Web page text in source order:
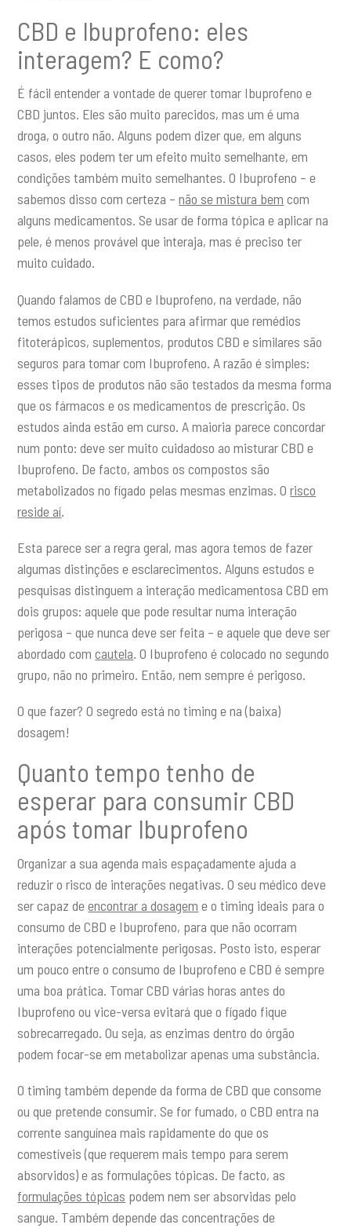
CBD e Ibuprofeno: eles
interagem? E como?
É fácil entender a vontade de querer tomar Ibuprofeno e
CBD juntos. Eles são muito parecidos, mas um é uma
droga, o outro não. Alguns podem dizer que, em alguns
casos, eles podem ter um efeito muito semelhante, em
condições também muito semelhantes. O Ibuprofeno – e
sabemos disso com certeza –não se mistura bem com
alguns medicamentos. Se usar de forma tópica e aplicar na
pele, é menos provável que interaja, mas é preciso ter
muito cuidado.
Quando falamos de CBD e Ibuprofeno, na verdade, não
temos estudos suficientes para afirmar que remédios
fitoterápicos, suplementos, produtos CBD e similares são
seguros para tomar com Ibuprofeno. A razão é simples:
esses tipos de produtos não são testados da mesma forma
que os fármacos e os medicamentos de prescrição. Os
estudos ainda estão em curso. A maioria parece concordar
num ponto: deve ser muito cuidadoso ao misturar CBD e
Ibuprofeno. De facto, ambos os compostos são
metabolizados no fígado pelas mesmas enzimas. Orisco
reside aí.
Esta parece ser a regra geral, mas agora temos de fazer
algumas distinções e esclarecimentos. Alguns estudos e
pesquisas distinguem a interação medicamentosa CBD em
dois grupos: aquele que pode resultar numa interação
perigosa – que nunca deve ser feita – e aquele que deve ser
abordado comcautela. O Ibuprofeno é colocado no segundo
grupo, não no primeiro. Então, nem sempre é perigoso.
O que fazer? O segredo está no timing e na (baixa)
dosagem!
Quanto tempo tenho de
esperar para consumir CBD
após tomar Ibuprofeno
Organizar a sua agenda mais espaçadamente ajuda a
reduzir o risco de interações negativas. O seu médico deve
ser capaz deencontrar a dosagem e o timing ideais para o
consumo de CBD e Ibuprofeno, para que não ocorram
interações potencialmente perigosas. Posto isto, esperar
um pouco entre o consumo de Ibuprofeno e CBD é sempre
uma boa prática. Tomar CBD várias horas antes do
Ibuprofeno ou vice-versa evitará que o fígado fique
sobrecarregado. Ou seja, as enzimas dentro do órgão
podem focar-se em metabolizar apenas uma substância.
O timing também depende da forma de CBD que consome
ou que pretende consumir. Se for fumado, o CBD entra na
corrente sanguínea mais rapidamente do que os
comestíveis (que requerem mais tempo para serem
absorvidos) e as formulações tópicas. De facto, as
formulações tópicas podem nem ser absorvidas pelo
sangue. Também depende das concentrações de